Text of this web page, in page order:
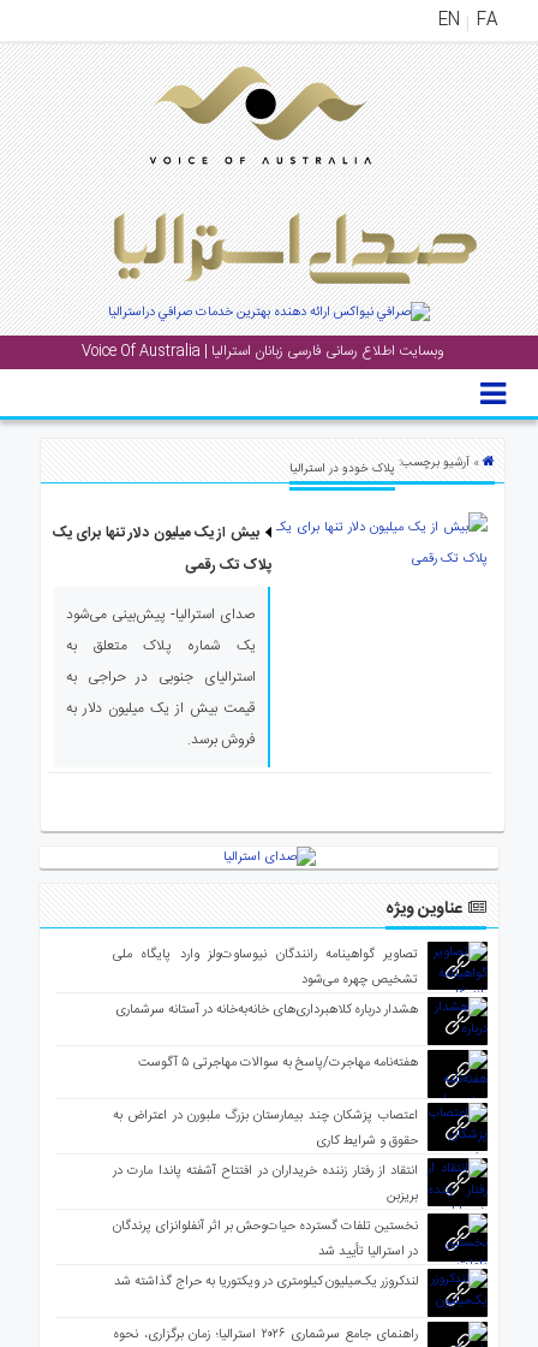
FA
EN
وبسایت اطلاع رسانی فارسی زبانان استرالیا | Voice Of Australia
منوی
اصلی
خانه
جشن
ها
و
رویداد
ها
پادکست» آرشیو برچسب: پلاک خودو در استرالیا
بیش از یک میلیون دلار تنها برای یک
پلاک تک رقمی
صدای استرالیا- پیش‌بینی می‌شود
یک شماره پلاک متعلق به
استرالیای جنوبی در حراجی به
قیمت بیش از یک میلیون دلار به
فروش برسد.
عناوین ویژه
تصاویر گواهینامه رانندگان نیوساوت‌ولز وارد پایگاه ملی
تشخیص چهره می‌شود
هشدار درباره کلاهبرداری‌های خانه‌به‌خانه در آستانه سرشماری
هفته‌نامه مهاجرت/پاسخ به سوالات مهاجرتی ۵ آگوست
اعتصاب پزشکان چند بیمارستان بزرگ ملبورن در اعتراض به
حقوق و شرایط کاری
انتقاد از رفتار زننده خریداران در افتتاح آشفته پاندا مارت در
بریزبن
نخستین تلفات گسترده حیات‌وحش بر اثر آنفلوانزای پرندگان
در استرالیا تأیید شد
لندکروزر یک‌میلیون کیلومتری در ویکتوریا به حراج گذاشته شد
راهنمای جامع سرشماری ۲۰۲۶ استرالیا؛ زمان برگزاری، نحوه